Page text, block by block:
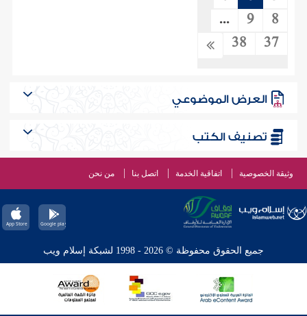
8
9
...
37
38
العرض الموضوعي
تصنيف الكتب
وثيقة الخصوصية اتفاقية الخدمة اتصل بنا من نحن
جميع الحقوق محفوظة © 2026 - 1998 لشبكة إسلام ويب